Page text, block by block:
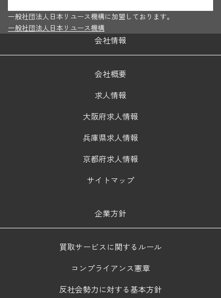
一般社団法人日本リユース機構に加盟しております。
一般社団法人日本リユース機構
会社情報
会社概要
求人情報
大阪府求人情報
兵庫県求人情報
京都府求人情報
サイトマップ
企業方針
買取サービスに関するルール
コンプライアンス憲章
反社会勢力に対する基本方針